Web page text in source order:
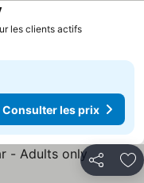
les clients actifs
Consulter les prix
Partager